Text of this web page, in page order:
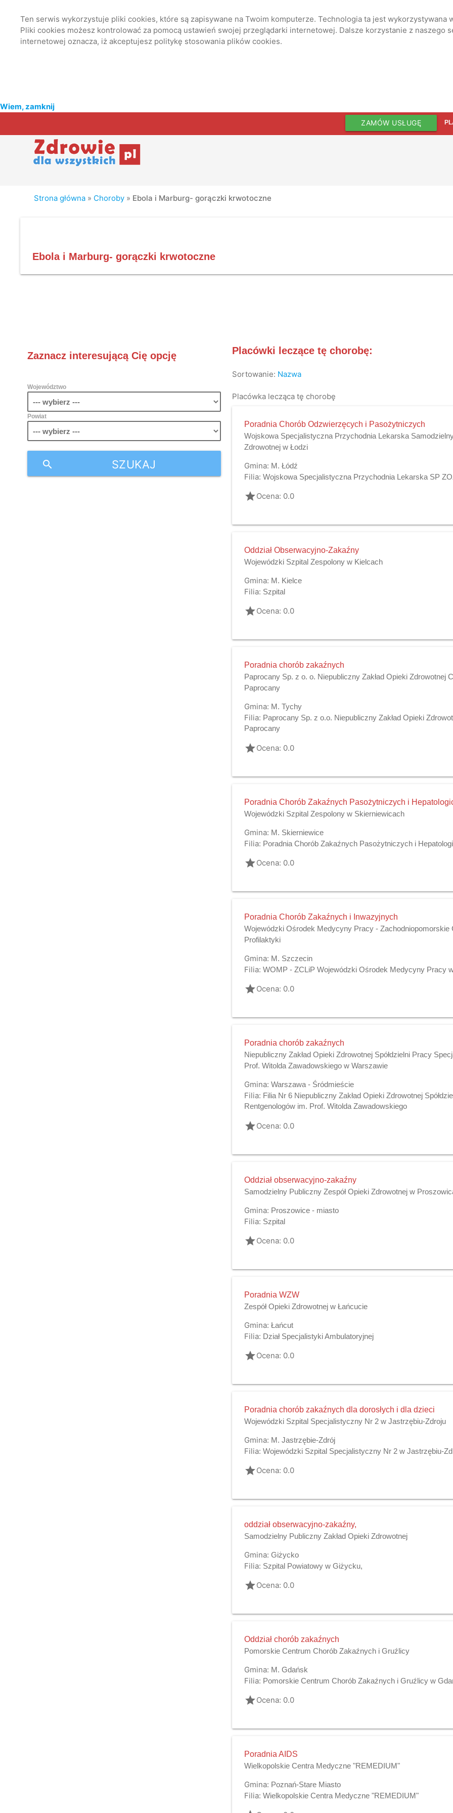
Ten serwis wykorzystuje pliki cookies, które są zapisywane na Twoim komputerze. Technologia ta jest
Pliki cookies możesz kontrolować za pomocą ustawień swojej przeglądarki internetowej. Dalsze korzystanie z
internetowej oznacza, iż akceptujesz politykę stosowania plików cookies.
Wiem, zamknij
ZAMÓW USŁUGĘ
Strona główna » Choroby » Ebola i Marburg- gorączki krwotoczne
Ebola i Marburg- gorączki krwotoczne
Zaznacz interesującą Cię opcję
Województwo
Powiat
SZUKAJ
search
Placówki leczące tę chorobę:
Sortowanie: Nazwa
Placówka lecząca tę chorobę
Poradnia Chorób Odzwierzęcych i Pasożytniczych
Wojskowa Specjalistyczna Przychodnia Lekarska
Zdrowotnej w Łodzi
Gmina: M. Łódź
Filia: Wojskowa Specjalistyczna Przychodnia Lekarska SP
gradeOcena: 0.0
Oddział Obserwacyjno-Zakaźny
Wojewódzki Szpital Zespolony w Kielcach
Gmina: M. Kielce
Filia: Szpital
gradeOcena: 0.0
Poradnia chorób zakaźnych
Paprocany Sp. z o. o. Niepubliczny Zakład Opieki Zdrowotnej
Paprocany
Gmina: M. Tychy
Filia: Paprocany Sp. z o.o. Niepubliczny Zakład Opieki
Paprocany
gradeOcena: 0.0
Poradnia Chorób Zakaźnych Pasożytniczych i
Wojewódzki Szpital Zespolony w Skierniewicach
Gmina: M. Skierniewice
Filia: Poradnia Chorób Zakaźnych Pasożytniczych i
gradeOcena: 0.0
Poradnia Chorób Zakaźnych i Inwazyjnych
Wojewódzki Ośrodek Medycyny Pracy - Zachodniopomorskie
Profilaktyki
Gmina: M. Szczecin
Filia: WOMP - ZCLiP Wojewódzki Ośrodek Medycyny Pracy
gradeOcena: 0.0
Poradnia chorób zakaźnych
Niepubliczny Zakład Opieki Zdrowotnej Spółdzielni Pracy
Prof. Witolda Zawadowskiego w Warszawie
Gmina: Warszawa - Śródmieście
Filia: Filia Nr 6 Niepubliczny Zakład Opieki Zdrowotnej
Rentgenologów im. Prof. Witolda Zawadowskiego
gradeOcena: 0.0
Oddział obserwacyjno-zakaźny
Samodzielny Publiczny Zespół Opieki Zdrowotnej w
Gmina: Proszowice - miasto
Filia: Szpital
gradeOcena: 0.0
Poradnia WZW
Zespół Opieki Zdrowotnej w Łańcucie
Gmina: Łańcut
Filia: Dział Specjalistyki Ambulatoryjnej
gradeOcena: 0.0
Poradnia chorób zakaźnych dla dorosłych i dla dzieci
Wojewódzki Szpital Specjalistyczny Nr 2 w Jastrzębiu-Zdroju
Gmina: M. Jastrzębie-Zdrój
Filia: Wojewódzki Szpital Specjalistyczny Nr 2 w Jastrzębiu-
gradeOcena: 0.0
oddział obserwacyjno-zakaźny,
Samodzielny Publiczny Zakład Opieki Zdrowotnej
Gmina: Giżycko
Filia: Szpital Powiatowy w Giżycku,
gradeOcena: 0.0
Oddział chorób zakaźnych
Pomorskie Centrum Chorób Zakaźnych i Gruźlicy
Gmina: M. Gdańsk
Filia: Pomorskie Centrum Chorób Zakaźnych i Gruźlicy w
gradeOcena: 0.0
Poradnia AIDS
Wielkopolskie Centra Medyczne "REMEDIUM"
Gmina: Poznań-Stare Miasto
Filia: Wielkopolskie Centra Medyczne "REMEDIUM"